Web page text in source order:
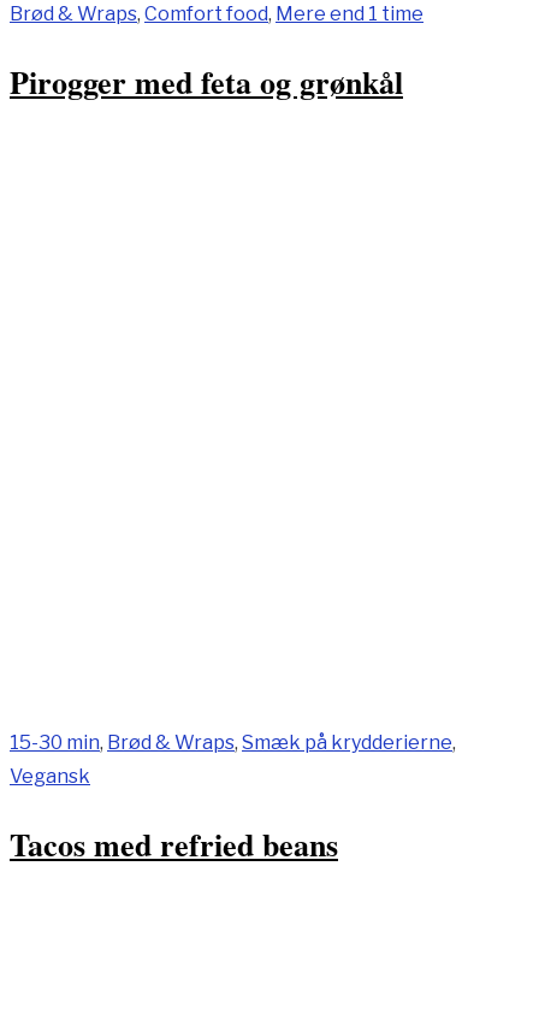
Brød & Wraps, Comfort food, Mere end 1 time
Pirogger med feta og grønkål
15-30 min, Brød & Wraps, Smæk på krydderierne,
Vegansk
Tacos med refried beans